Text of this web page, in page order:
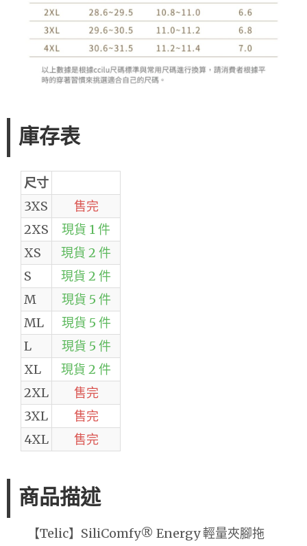
庫存表
尺寸
3XS
售完
2XS
現貨 1 件
XS
現貨 2 件
S
現貨 2 件
M
現貨 5 件
ML
現貨 5 件
L
現貨 5 件
XL
現貨 2 件
2XL
售完
3XL
售完
4XL
售完
商品描述
【Telic】SiliComfy® Energy 輕量夾腳拖